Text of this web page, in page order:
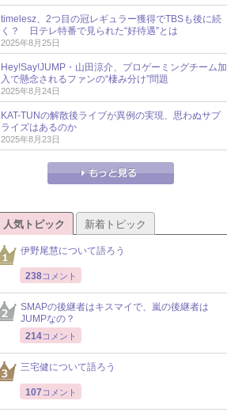
timelesz、2つ目の冠レギュラー獲得でTBSも後に続
く？ 日テレ特番で見られた“好待遇”とは
2025年8月25日
Hey!Say!JUMP・山田涼介、プロゲーミングチーム加
入で懸念されるファンの“棲み分け”問題
2025年8月24日
KAT-TUNの解散後ライブが異例の実現、思わぬサプ
ライズはあるのか
2025年8月23日
人気トピック 新着トピック
伊野尾慧について語ろう
238コメント
SMAPの後継者はキスマイで、嵐の後継者は
JUMPなの？
214コメント
三宅健について語ろう
107 コメント